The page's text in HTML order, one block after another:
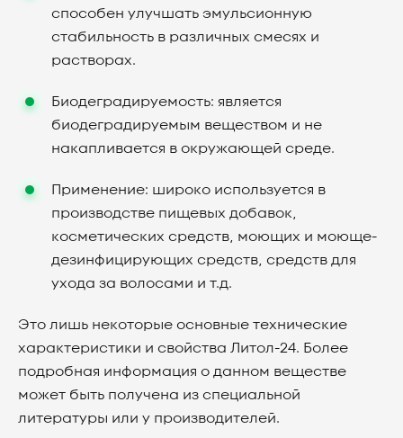
способен улучшать эмульсионную
стабильность в различных смесях и
растворах.
Биодеградируемость: является
биодеградируемым веществом и не
накапливается в окружающей среде.
Применение: широко используется в
производстве пищевых добавок,
косметических средств, моющих и моюще-
дезинфицирующих средств, средств для
ухода за волосами и т.д.
Это лишь некоторые основные технические
характеристики и свойства Литол-24. Более
подробная информация о данном веществе
может быть получена из специальной
литературы или у производителей.